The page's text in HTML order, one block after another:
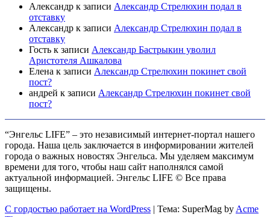
Александр к записи Александр Стрелюхин подал в
отставку
Александр к записи Александр Стрелюхин подал в
отставку
Гость к записи Александр Бастрыкин уволил
Аристотеля Ашкалова
Елена к записи Александр Стрелюхин покинет свой
пост?
андрей к записи Александр Стрелюхин покинет свой
пост?
“Энгельс LIFE” – это независимый интернет-портал нашего
города. Наша цель заключается в информировании жителей
города о важных новостях Энгельса. Мы уделяем максимум
времени для того, чтобы наш сайт наполнялся самой
актуальной информацией. Энгельс LIFE © Все права
защищены.
С гордостью работает на WordPress | Тема: SuperMag by Acme